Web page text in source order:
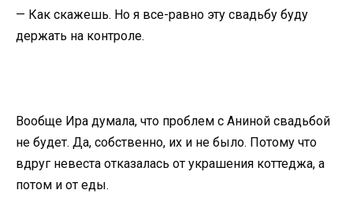
— Как скажешь. Но я все-равно эту свадьбу буду
держать на контроле.
Вообще Ира думала, что проблем с Аниной свадьбой
не будет. Да, собственно, их и не было. Потому что
вдруг невеста отказалась от украшения коттеджа, а
потом и от еды.